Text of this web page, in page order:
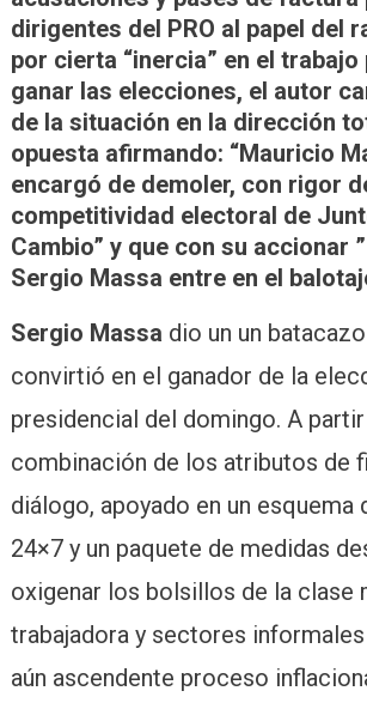
dirigentes del PRO al papel del
por cierta “inercia” en el
ganar las elecciones, el autor
de la situación en la dirección
opuesta afirmando: “Mauricio
encargó de demoler, con rigor
competitividad electoral de
Cambio” y que con su accionar
Sergio Massa entre en el
Sergio Massa dio un un
convirtió en el ganador de la
presidencial del domingo. A
combinación de los atributos de
diálogo, apoyado en un esquema
24×7 y un paquete de medidas
oxigenar los bolsillos de la clase
trabajadora y sectores
aún ascendente proceso